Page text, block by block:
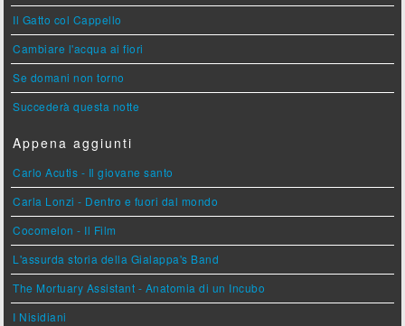
Il Gatto col Cappello
Cambiare l'acqua ai fiori
Se domani non torno
Succederà questa notte
Appena aggiunti
Carlo Acutis - Il giovane santo
Carla Lonzi - Dentro e fuori dal mondo
Cocomelon - Il Film
L'assurda storia della Gialappa's Band
The Mortuary Assistant - Anatomia di un Incubo
I Nisidiani